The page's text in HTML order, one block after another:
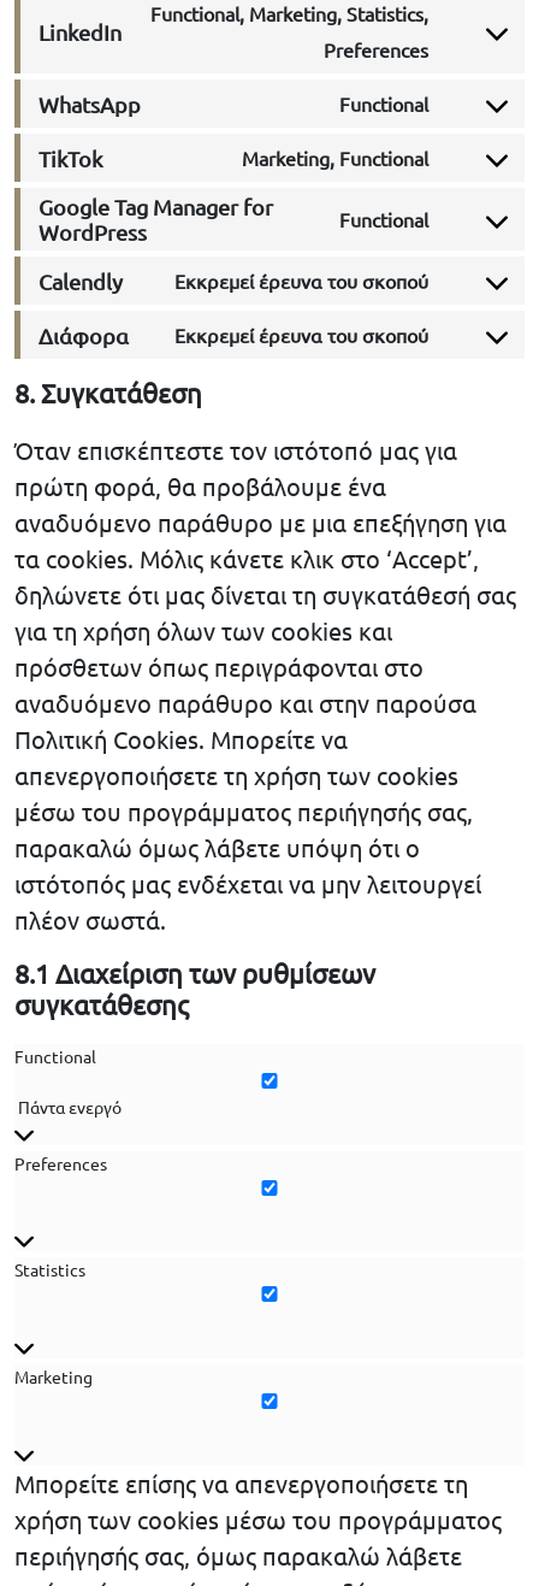
LinkedIn
Functional, Marketing, Statistics,
Preferences
WhatsApp Functional
TikTok Marketing, Functional
Google Tag Manager for
WordPress
Functional
Calendly Εκκρεμεί έρευνα του σκοπού
Διάφορα Εκκρεμεί έρευνα του σκοπού
8. Συγκατάθεση
Όταν επισκέπτεστε τον ιστότοπό μας για
πρώτη φορά, θα προβάλουμε ένα
αναδυόμενο παράθυρο με μια επεξήγηση για
τα cookies. Μόλις κάνετε κλικ στο ‘Accept’,
δηλώνετε ότι μας δίνεται τη συγκατάθεσή σας
για τη χρήση όλων των cookies και
πρόσθετων όπως περιγράφονται στο
αναδυόμενο παράθυρο και στην παρούσα
Πολιτική Cookies. Μπορείτε να
απενεργοποιήσετε τη χρήση των cookies
μέσω του προγράμματος περιήγησής σας,
παρακαλώ όμως λάβετε υπόψη ότι ο
ιστότοπός μας ενδέχεται να μην λειτουργεί
πλέον σωστά.
8.1 Διαχείριση των ρυθμίσεων
συγκατάθεσης
Functional
Functional
Πάντα ενεργό
Preferences
Preferences
Statistics
Statistics
Marketing
Marketing
Μπορείτε επίσης να απενεργοποιήσετε τη
χρήση των cookies μέσω του προγράμματος
περιήγησής σας, όμως παρακαλώ λάβετε